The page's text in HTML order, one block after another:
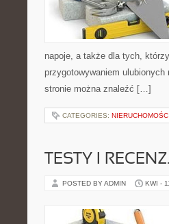
napoje, a także dla tych,
przygotowywaniem
stronie można znaleźć […]
CATEGORIES: NIERUCHOMOŚCI
TESTY I
POSTED BY ADMIN KWI -